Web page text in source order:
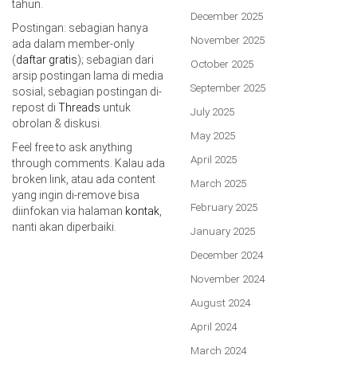
tahun.
Postingan: sebagian hanya
ada dalam member-only
(daftar gratis); sebagian dari
arsip postingan lama di media
sosial; sebagian postingan di-
repost di Threads untuk
obrolan & diskusi.
Feel free to ask anything
through comments. Kalau ada
broken link, atau ada content
yang ingin di-remove bisa
diinfokan via halaman kontak
nanti akan diperbaiki.
December 2025
November 2025
October 2025
September 2025
July 2025
May 2025
April 2025
March 2025
February 2025
January 2025
December 2024
November 2024
August 2024
April 2024
March 2024